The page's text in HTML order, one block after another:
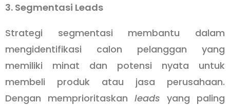
3. Segmentasi Leads
Strategi segmentasi membantu dalam
mengidentifikasi calon pelanggan yang
memiliki minat dan potensi nyata untuk
membeli produk atau jasa perusahaan.
Dengan memprioritaskan leads yang paling